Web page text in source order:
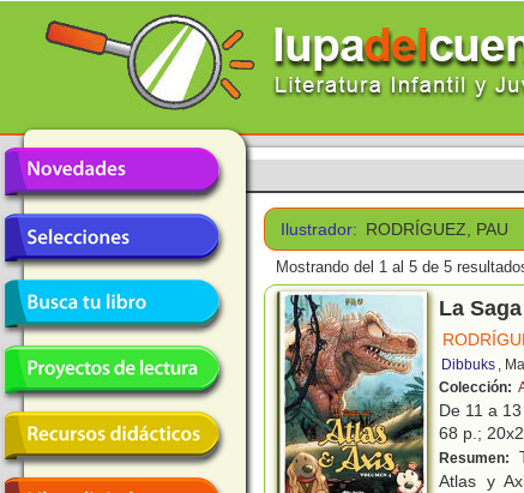
Ilustrador: RODRÍGUEZ, PAU
Mostrando del 1 al 5 de 5
La
Dibbuks ,
Colección:
De 11 a
68 p.;
Resumen:
Atlas y